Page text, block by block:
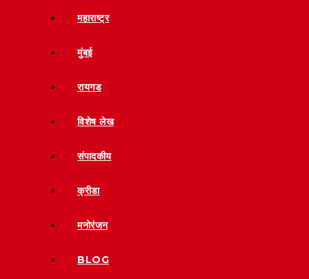
महाराष्ट्र
मुंबई
रायगड
विशेष लेख
संपादकीय
क्रीडा
मनोरंजन
BLOG